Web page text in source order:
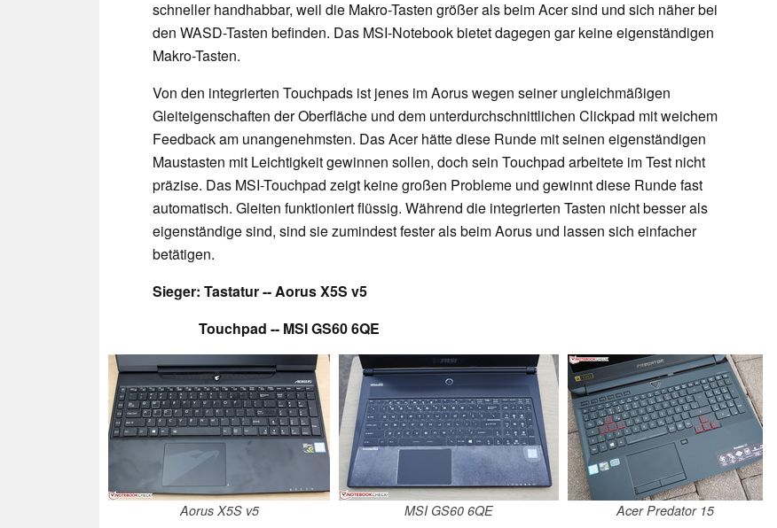
schneller handhabbar, weil die Makro-Tasten größer als beim Acer sind und sich näher bei
den WASD-Tasten befinden. Das MSI-Notebook bietet dagegen gar keine eigenständigen
Makro-Tasten.
Von den integrierten Touchpads ist jenes im Aorus wegen seiner ungleichmäßigen
Gleiteigenschaften der Oberfläche und dem unterdurchschnittlichen Clickpad mit weichem
Feedback am unangenehmsten. Das Acer hätte diese Runde mit seinen eigenständigen
Maustasten mit Leichtigkeit gewinnen sollen, doch sein Touchpad arbeitete im Test nicht
präzise. Das MSI-Touchpad zeigt keine großen Probleme und gewinnt diese Runde fast
automatisch. Gleiten funktioniert flüssig. Während die integrierten Tasten nicht besser als
eigenständige sind, sind sie zumindest fester als beim Aorus und lassen sich einfacher
betätigen.
Sieger: Tastatur -- Aorus X5S v5
Touchpad -- MSI GS60 6QE
Aorus X5S v5 MSI GS60 6QE Acer Predator 15